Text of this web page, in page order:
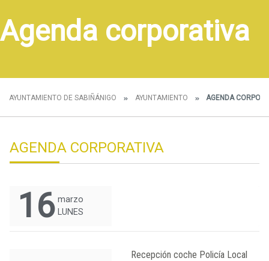
Agenda corporativa
AYUNTAMIENTO DE SABIÑÁNIGO AYUNTAMIENTO AGENDA
AGENDA CORPORATIVA
16 marzo
LUNES
Recepción coche Policía Local